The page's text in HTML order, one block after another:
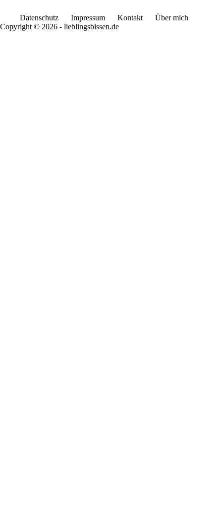
Datenschutz Impressum Kontakt
Über mich
Copyright © 2026 - lieblingsbissen.de